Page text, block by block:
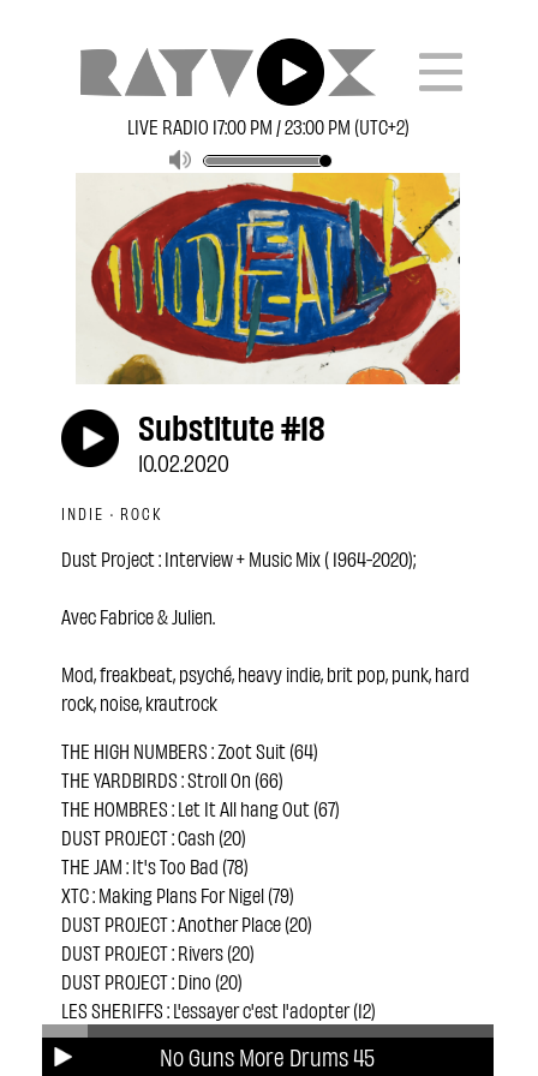
LIVE RADIO 17:00 PM / 23:00 PM (UTC+2)
No Guns More Drums 45
Substitute #18
10.02.2020
INDIE · ROCK
Dust Project : Interview + Music Mix ( 1964-2020);
Avec Fabrice & Julien.
Mod, freakbeat, psyché, heavy indie, brit pop, punk, hard
rock, noise, krautrock
THE HIGH NUMBERS : Zoot Suit (64)
THE YARDBIRDS : Stroll On (66)
THE HOMBRES : Let It All hang Out (67)
DUST PROJECT : Cash (20)
THE JAM : It's Too Bad (78)
XTC : Making Plans For Nigel (79)
DUST PROJECT : Another Place (20)
DUST PROJECT : Rivers (20)
DUST PROJECT : Dino (20)
LES SHERIFFS : L'essayer c'est l'adopter (12)
DIZZY BRAINS : Tovovavy All Right (16)
CAESARS PALACE : (I'm Gonna) Kick You Out (98)